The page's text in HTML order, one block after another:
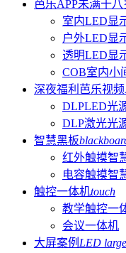
芭乐APP未满十
室内LED显
户外LED显
透明LED显
COB室内小
深夜福利芭乐视
DLPLED光
DLP激光光
智慧黑板
红外触摸智
电容触摸智
触控一体机touch
教学触控一
会议一体机
大屏案例 LED